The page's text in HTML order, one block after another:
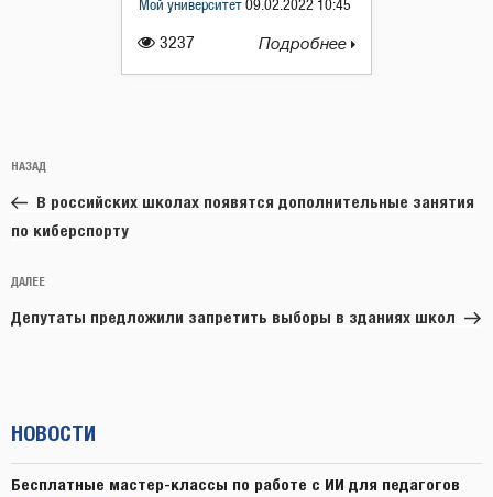
3237
Мой университет 09.02.2022 10:45
Подробнее
по
записям
Предыдущая
запись:
НАЗАД
В российских школах появятся дополнительные занятия
по киберспорту
Следующая
запись
ДАЛЕЕ
Депутаты предложили запретить выборы в зданиях школ
НОВОСТИ
Бесплатные мастер-классы по работе с ИИ для педагогов